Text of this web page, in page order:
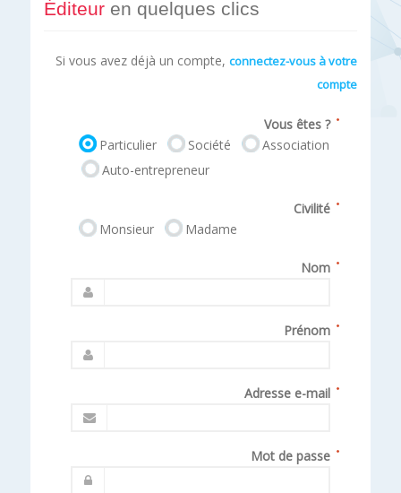
Éditeur en quelques clics
Si vous avez déjà un compte, connectez-vous à votre
compte
Vous êtes ?
Particulier
Société
Association
Auto-entrepreneur
Civilité
Monsieur
Madame
Nom
Prénom
Adresse e-mail
Mot de passe